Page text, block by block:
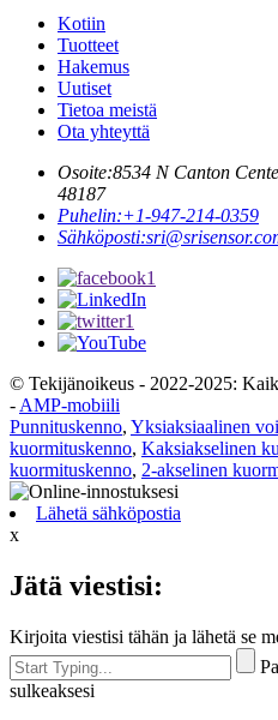
Kotiin
Tuotteet
Hakemus
Uutiset
Tietoa meistä
Ota yhteyttä
Osoite:8534 N Canton
48187
Puhelin:+1-947-214-0359
Sähköposti:
© Tekijänoikeus - 2022-2025:
- AMP-mobiili
Punnituskenno, Yksiaksiaalinen
kuormituskenno, Kaksiakselinen
kuormituskenno, 2-akselinen
Lähetä sähköpostia
x
Jätä viestisi:
Kirjoita viestisi tähän ja lähetä se
sulkeaksesi